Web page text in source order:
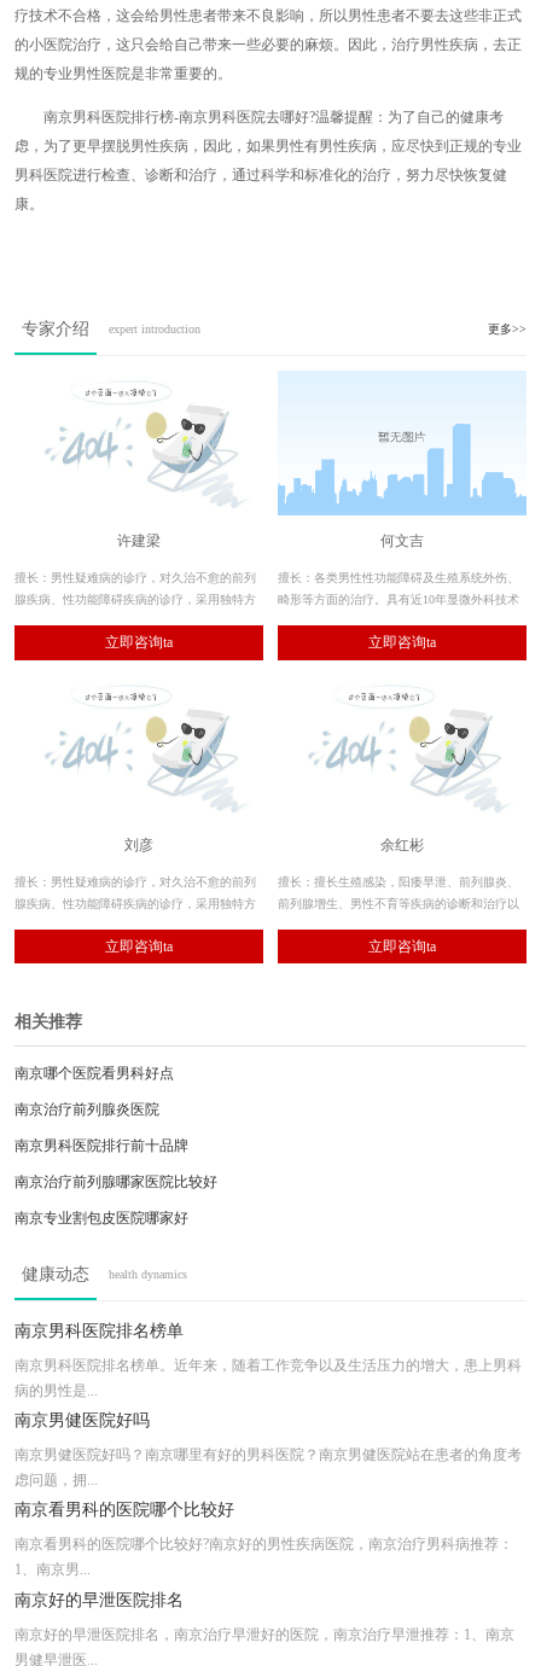
疗技术不合格，这会给男性患者带来不良影响，所以男性患者不要去这些非正式
的小医院治疗，这只会给自己带来一些必要的麻烦。因此，治疗男性疾病，去正
规的专业男性医院是非常重要的。
南京男科医院排行榜-南京男科医院去哪好?温馨提醒：为了自己的健康考
虑，为了更早摆脱男性疾病，因此，如果男性有男性疾病，应尽快到正规的专业
男科医院进行检查、诊断和治疗，通过科学和标准化的治疗，努力尽快恢复健
康。
专家介绍 expert introduction 更多>>
许建梁
擅长：男性疑难病的诊疗，对久治不愈的前列
腺疾病、性功能障碍疾病的诊疗，采用独特方
腺增生切除术，男科方面的整形手术。同时在
男科领域的学术研究也在不断的深造，并结合
临床运用达到了很好的效果。
立即咨询ta
何文吉
擅长：各类男性性功能障碍及生殖系统外伤、
畸形等方面的治疗。具有近10年显微外科技术
建方面的临床经验。立即咨询ta
刘彦
擅长：男性疑难病的诊疗，对久治不愈的前列
腺疾病、性功能障碍疾病的诊疗，采用独特方
的学术研究也在不断的深造，并结合临床运用
立即咨询ta
余红彬
擅长：擅长生殖感染，阳痿早泄、前列腺炎、
前列腺增生、男性不育等疾病的诊断和治疗以
中西医、微创整形等技术应用到生殖感染、生
立即咨询ta
相关推荐
南京哪个医院看男科好点
南京治疗前列腺炎医院
南京男科医院排行前十品牌
南京治疗前列腺哪家医院比较好
南京专业割包皮医院哪家好
南京治疗男性问题较好的医院
南京前列腺炎专科医院
南京看精索静脉曲医院哪家好
健康动态 health dynamics
南京男科医院排名榜单
南京男科医院排名榜单。近年来，随着工作竞争以及生活压力的增大，患上男科
病的男性是...
南京男健医院好吗
南京男健医院好吗？南京哪里有好的男科医院？南京男健医院站在患者的角度考
虑问题，拥...
南京看男科的医院哪个比较好
南京看男科的医院哪个比较好?南京好的男性疾病医院，南京治疗男科病推荐：
1、南京男...
南京好的早泄医院排名
南京好的早泄医院排名，南京治疗早泄好的医院，南京治疗早泄推荐：1、南京
男健早泄医...